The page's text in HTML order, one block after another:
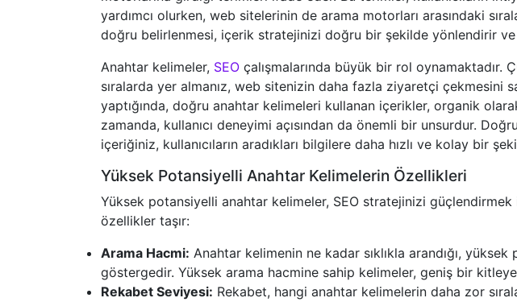
yardımcı olurken, web sitelerinin de arama motorları arasındaki
doğru belirlenmesi, içerik stratejinizi doğru bir şekilde yönlendirir ve
Anahtar kelimeler, SEO çalışmalarında büyük bir rol oynamaktadır.
sıralarda yer almanız, web sitenizin daha fazla ziyaretçi çekmesini
yaptığında, doğru anahtar kelimeleri kullanan içerikler, organik
zamanda, kullanıcı deneyimi açısından da önemli bir unsurdur.
içeriğiniz, kullanıcıların aradıkları bilgilere daha hızlı ve kolay bir
Yüksek Potansiyelli Anahtar Kelimelerin Özellikleri
Yüksek potansiyelli anahtar kelimeler, SEO stratejinizi
özellikler taşır:
Arama Hacmi: Anahtar kelimenin ne kadar sıklıkla arandığı,
göstergedir. Yüksek arama hacmine sahip kelimeler, geniş bir
Rekabet Seviyesi: Rekabet, hangi anahtar kelimelerin daha zor